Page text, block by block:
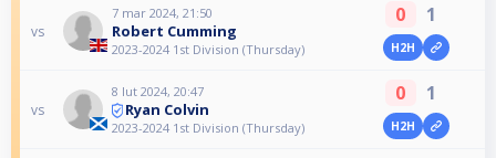
vs
7 mar 2024, 21:50
Robert Cumming
2023-2024 1st Division (Thursday)
0 1
H2H
vs
8 lut 2024, 20:47
Ryan Colvin
2023-2024 1st Division (Thursday)
0 1
H2H